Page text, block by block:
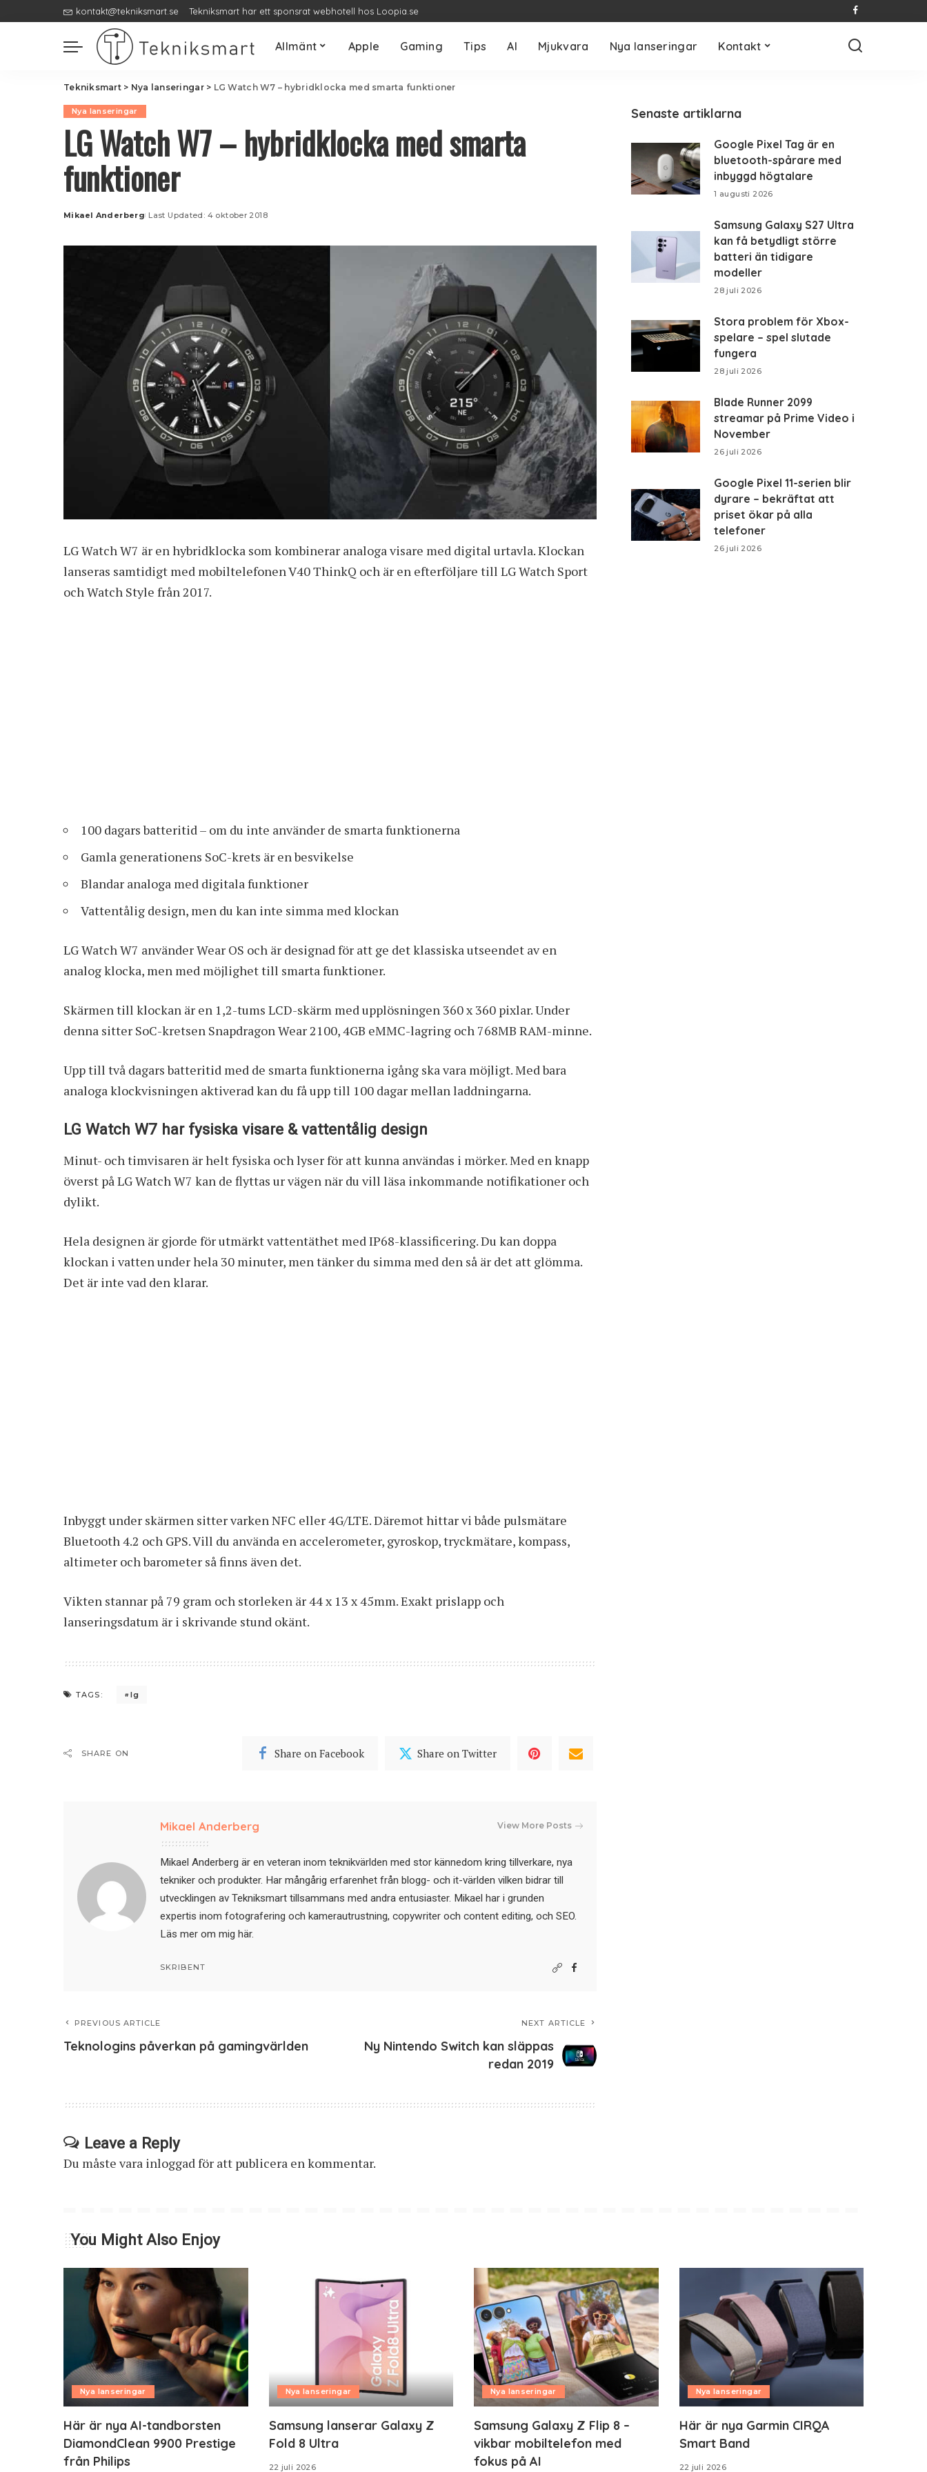
kontakt@tekniksmart.se Tekniksmart har ett sponsrat webhotell hos Loopia.se
Allmänt Apple Gaming Tips AI Mjukvara Nya lanseringar Kontakt
Tekniksmart> Nya lanseringar> LG Watch W7 – hybridklocka med smarta funktioner
Nya lanseringar
LG Watch W7 – hybridklocka med smarta
funktioner
Posted
Mikael Anderberg Last Updated: 4 oktober 2018
LG Watch W7 är en hybridklocka som kombinerar analoga visare med digital urtavla. Klockan
lanseras samtidigt med mobiltelefonen V40 ThinkQ och är en efterföljare till LG Watch Sport
och Watch Style från 2017.
100 dagars batteritid – om du inte använder de smarta funktionerna
Gamla generationens SoC-krets är en besvikelse
Blandar analoga med digitala funktioner
Vattentålig design, men du kan inte simma med klockan
LG Watch W7 använder Wear OS och är designad för att ge det klassiska utseendet av en
analog klocka, men med möjlighet till smarta funktioner.
Skärmen till klockan är en 1,2-tums LCD-skärm med upplösningen 360 x 360 pixlar. Under
denna sitter SoC-kretsen Snapdragon Wear 2100, 4GB eMMC-lagring och 768MB RAM-minne.
Upp till två dagars batteritid med de smarta funktionerna igång ska vara möjligt. Med bara
analoga klockvisningen aktiverad kan du få upp till 100 dagar mellan laddningarna.
LG Watch W7 har fysiska visare & vattentålig design
Minut- och timvisaren är helt fysiska och lyser för att kunna användas i mörker. Med en knapp
överst på LG Watch W7 kan de flyttas ur vägen när du vill läsa inkommande notifikationer och
dylikt.
Hela designen är gjorde för utmärkt vattentäthet med IP68-klassificering. Du kan doppa
klockan i vatten under hela 30 minuter, men tänker du simma med den så är det att glömma.
Det är inte vad den klarar.
Inbyggt under skärmen sitter varken NFC eller 4G/LTE. Däremot hittar vi både pulsmätare
Bluetooth 4.2 och GPS. Vill du använda en accelerometer, gyroskop, tryckmätare, kompass,
altimeter och barometer så finns även det.
Vikten stannar på 79 gram och storleken är 44 x 13 x 45mm. Exakt prislapp och
lanseringsdatum är i skrivande stund okänt.
TAGS: lg
SHARE ON Share on Facebook Share on Twitter
Mikael Anderberg View More Posts
Mikael Anderberg är en veteran inom teknikvärlden med stor kännedom kring tillverkare, nya
tekniker och produkter. Har mångårig erfarenhet från blogg- och it-världen vilken bidrar till
utvecklingen av Tekniksmart tillsammans med andra entusiaster. Mikael har i grunden
expertis inom fotografering och kamerautrustning, copywriter och content editing, och SEO.
Läs mer om mig här.
SKRIBENT
PREVIOUS ARTICLE
Teknologins påverkan på gamingvärlden
NEXT ARTICLE
Ny Nintendo Switch kan släppas
redan 2019
Leave a Reply
Du måste vara inloggadför att publicera en kommentar.
Senaste artiklarna
Google Pixel Tag är en
bluetooth-spårare med
inbyggd högtalare
1 augusti 2026
Samsung Galaxy S27 Ultra
kan få betydligt större
batteri än tidigare
modeller
28 juli 2026
Stora problem för Xbox-
spelare – spel slutade
fungera
28 juli 2026
Blade Runner 2099
streamar på Prime Video i
November
26 juli 2026
Google Pixel 11-serien blir
dyrare – bekräftat att
priset ökar på alla
telefoner
26 juli 2026
You Might Also Enjoy
Nya lanseringar
Här är nya AI-tandborsten
DiamondClean 9900 Prestige
från Philips
Nya lanseringar
Samsung lanserar Galaxy Z
Fold 8 Ultra
22 juli 2026
Nya lanseringar
Samsung Galaxy Z Flip 8 –
vikbar mobiltelefon med
fokus på AI
Nya lanseringar
Här är nya Garmin CIRQA
Smart Band
22 juli 2026